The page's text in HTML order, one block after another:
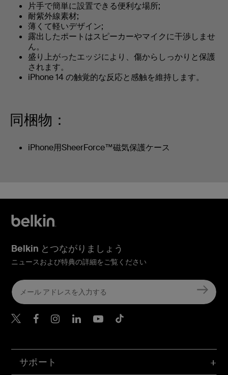
片手で簡単に設置できる便利な場所;
耐紫外線素材;
薄くて軽いデザイン;
露出したポートはスピーカーやマイクに干渉しませ
ん。
盛り上がったエッジにより、傷からしっかりと保護
されます。
iPhone 14 の触覚的な反応と感触を維持します。
同梱物：
iPhone用SheerForce™磁気保護ケース
サポート
Belkin とつながりましょう
ニュースおよび特典の詳細をご覧ください
Belkin Twitter
Belkin Facebook
Belkin Instagram
Belkin LinkedIn
Belkin Youtube
Belkin TikTok